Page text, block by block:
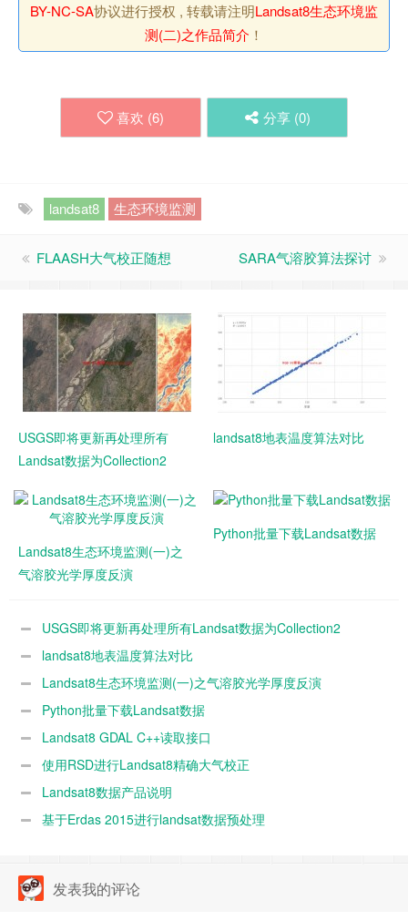
BY-NC-SA协议进行授权 , 转载请注明Landsat8生态环境监
测(二)之作品简介 ！
喜欢 (6) 分享 (0)
landsat8 生态环境监测
FLAASH大气校正随想 SARA气溶胶算法探讨
USGS即将更新再处理所有
Landsat数据为Collection2
landsat8地表温度算法对比
Landsat8生态环境监测(一)之
气溶胶光学厚度反演
Python批量下载Landsat数据
USGS即将更新再处理所有Landsat数据为Collection2
landsat8地表温度算法对比
Landsat8生态环境监测(一)之气溶胶光学厚度反演
Python批量下载Landsat数据
Landsat8 GDAL C++读取接口
使用RSD进行Landsat8精确大气校正
Landsat8数据产品说明
基于Erdas 2015进行landsat数据预处理
发表我的评论